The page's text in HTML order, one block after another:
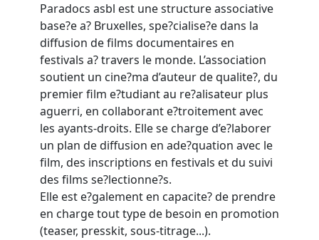
Paradocs asbl est une structure associative
base?e a? Bruxelles, spe?cialise?e dans la
diffusion de films documentaires en
festivals a? travers le monde. L’association
soutient un cine?ma d’auteur de qualite?, du
premier film e?tudiant au re?alisateur plus
aguerri, en collaborant e?troitement avec
les ayants-droits. Elle se charge d’e?laborer
un plan de diffusion en ade?quation avec le
film, des inscriptions en festivals et du suivi
des films se?lectionne?s.
Elle est e?galement en capacite? de prendre
en charge tout type de besoin en promotion
(teaser, presskit, sous-titrage...).